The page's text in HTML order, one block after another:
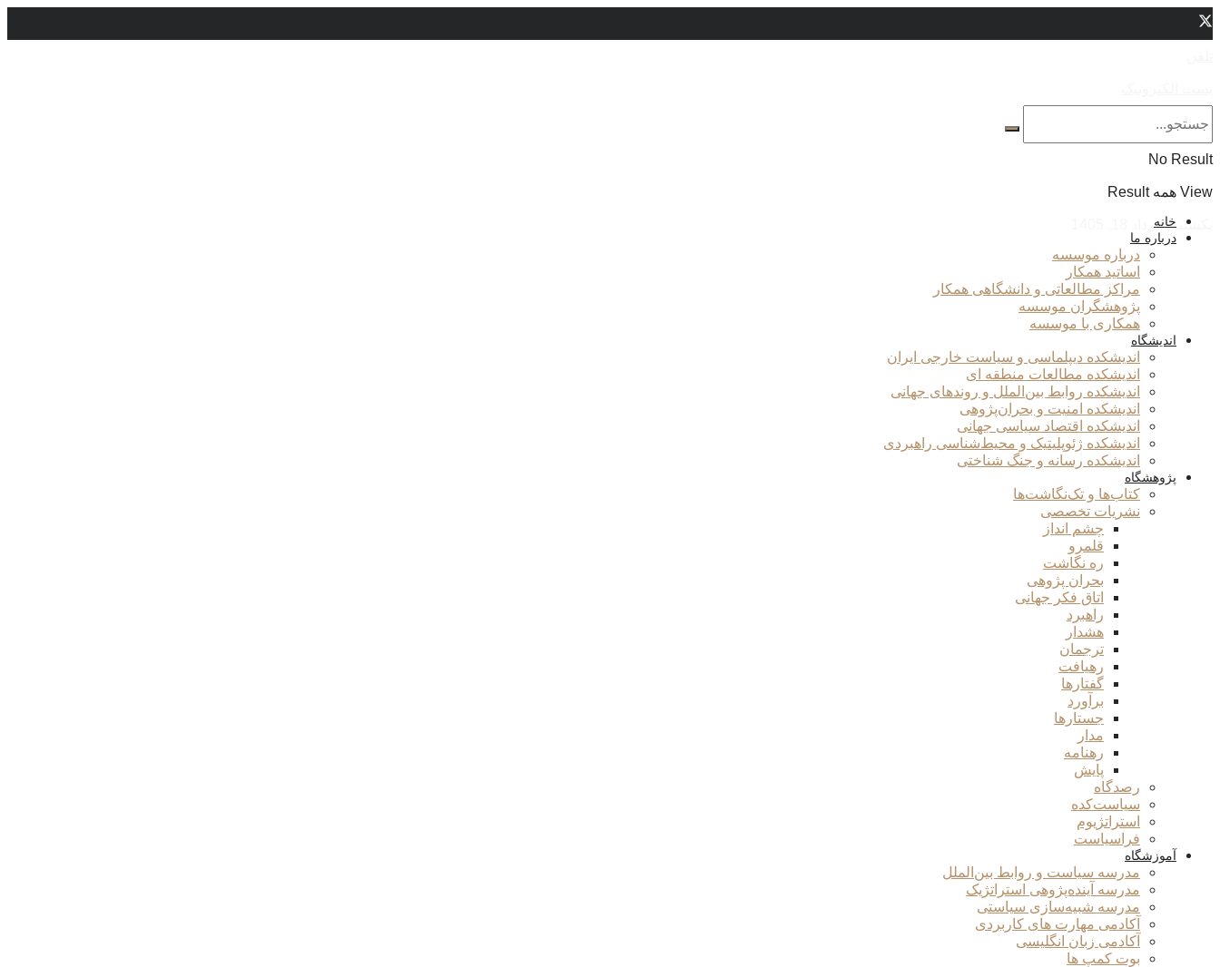
No Result
View همه Result
یکشنبه, مرداد 18, 1405
خانه
درباره ما
درباره موسسه
اساتید همکار
مراکز مطالعاتی و دانشگاهی همکار
پژوهشگران موسسه
همکاری با موسسه
اندیشگاه
اندیشکده دیپلماسی و سیاست خارجی ایران
اندیشکده مطالعات منطقه ای
اندیشکده روابط بین‌الملل و روندهای جهانی
اندیشکده امنیت و بحران‌پژوهی
اندیشکده اقتصاد سیاسی جهانی
اندیشکده ژئوپلیتیک و محیط‌شناسی راهبردی
اندیشکده رسانه و جنگ شناختی
پژوهشگاه
کتاب‌ها و تک‌نگاشت‌ها
نشریات تخصصی
چشم انداز
قلمرو
ره نگاشت
بحران پژوهی
اتاق فکر جهانی
راهبرد
هشدار
ترجمان
رهیافت
گفتارها
برآورد
جستارها
مدار
رهنامه
پایش
رصدگاه
سیاست‌کده
استراتژیوم
فراسیاست
آموزشگاه
مدرسه سیاست و روابط بین‌الملل
مدرسه آینده‌پژوهی استراتژیک
مدرسه شبیه‌سازی سیاستی
آکادمی مهارت های کاربردی
آکادمی زبان انگلیسی
بوت کمپ ها